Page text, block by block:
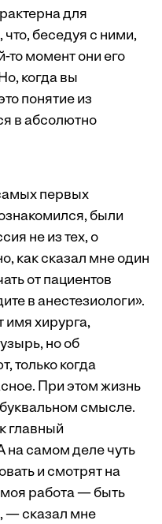
для
беседуя с ними,
то момент они его
когда вы
понятие из
в абсолютно
первых
были
не из тех, о
как сказал мне один
от пациентов
в анестезиологи».
имя хирурга,
но об
только когда
При этом жизнь
буквальном смысле.
главный
на самом деле чуть
и смотрят на
моя работа — быть
— сказал мне